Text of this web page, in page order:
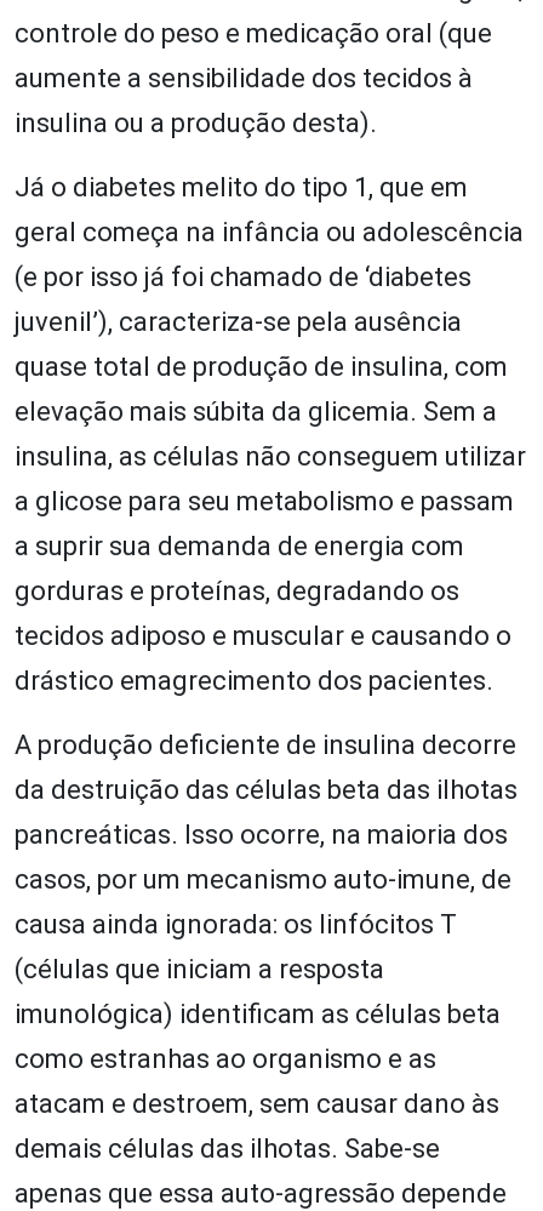
controle do peso e medicação oral (que
aumente a sensibilidade dos tecidos à
insulina ou a produção desta).
Já o diabetes melito do tipo 1, que em
geral começa na infância ou adolescência
(e por isso já foi chamado de ‘diabetes
juvenil’), caracteriza-se pela ausência
quase total de produção de insulina, com
elevação mais súbita da glicemia. Sem a
insulina, as células não conseguem utilizar
a glicose para seu metabolismo e passam
a suprir sua demanda de energia com
gorduras e proteínas, degradando os
tecidos adiposo e muscular e causando o
drástico emagrecimento dos pacientes.
A produção deficiente de insulina decorre
da destruição das células beta das ilhotas
pancreáticas. Isso ocorre, na maioria dos
casos, por um mecanismo auto-imune, de
causa ainda ignorada: os linfócitos T
(células que iniciam a resposta
imunológica) identificam as células beta
como estranhas ao organismo e as
atacam e destroem, sem causar dano às
demais células das ilhotas. Sabe-se
apenas que essa auto-agressão depende